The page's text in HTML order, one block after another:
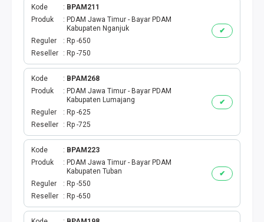
✔
Kode
BPAM211
Produk
PDAM Jawa Timur - Bayar PDAM
Kabupaten Nganjuk
Reguler
Rp -650
Reseller
Rp -750
✔
Kode
BPAM268
Produk
PDAM Jawa Timur - Bayar PDAM
Kabupaten Lumajang
Reguler
Rp -625
Reseller
Rp -725
✔
Kode
BPAM223
Produk
PDAM Jawa Timur - Bayar PDAM
Kabupaten Tuban
Reguler
Rp -550
Reseller
Rp -650